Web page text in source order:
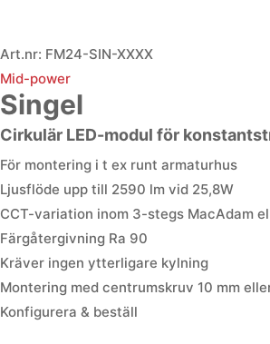
Art.nr: FM24-SIN-XXXX
Mid-power
Singel
Cirkulär LED-modul för
För montering i t ex runt armaturhus
Ljusflöde upp till 2590 lm vid 25,8W
CCT-variation inom 3-stegs MacAdam
Färgåtergivning Ra 90
Kräver ingen ytterligare kylning
Montering med centrumskruv 10 mm
Konfigurera & beställ